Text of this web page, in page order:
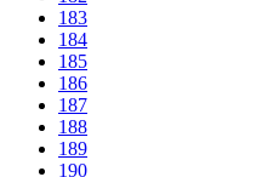
183
184
185
186
187
188
189
190